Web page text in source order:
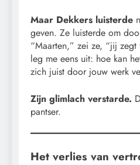
Maar Dekkers luisterde
geven. Ze luisterde om
“Maarten,” zei ze, “jij
leg me eens uit: hoe kan
zich juist door jouw werk
Zijn glimlach verstarde.
pantser.
Het verlies van